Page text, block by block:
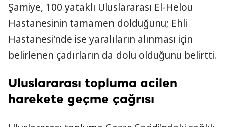
Şamiye, 100 yataklı Uluslararası El-Helou
Hastanesinin tamamen dolduğunu; Ehli
Hastanesi'nde ise yaralıların alınması için
belirlenen çadırların da dolu olduğunu belirtti.
Uluslararası topluma acilen
harekete geçme çağrısı